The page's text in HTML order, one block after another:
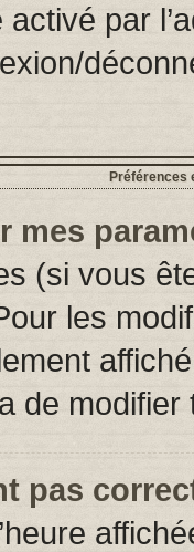
par
Préférences
mes
(si vous
les
de
pas